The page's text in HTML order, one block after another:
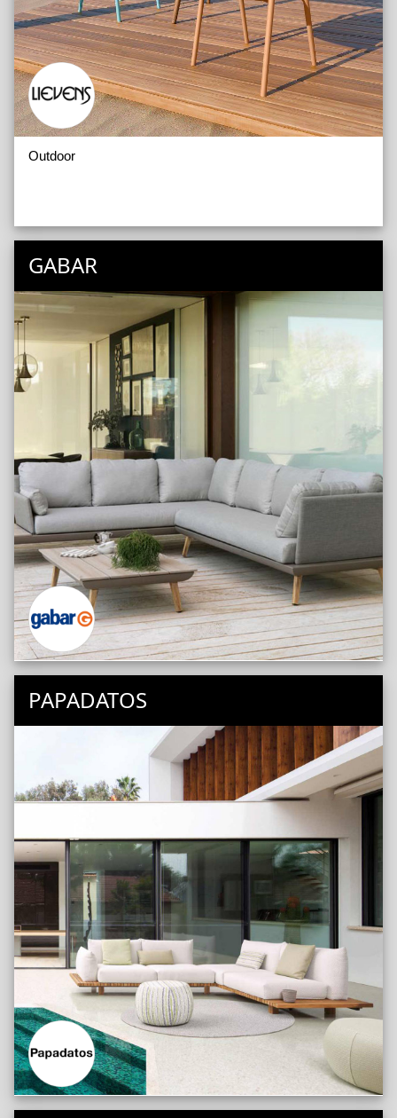
Outdoor
GABAR
PAPADATOS